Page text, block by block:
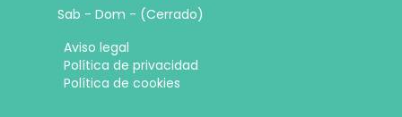
Sab - Dom - (Cerrado)
Aviso legal
Política de privacidad
Política de cookies